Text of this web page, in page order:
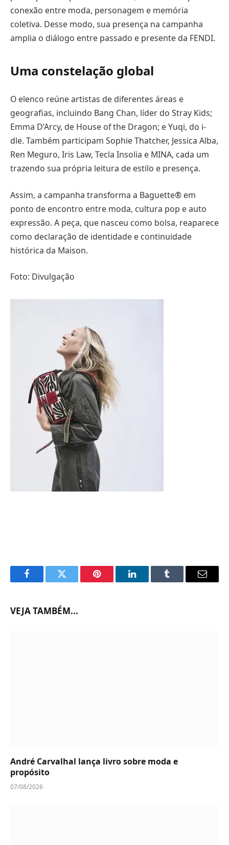
conexão entre moda, personagem e memória
coletiva. Desse modo, sua presença na campanha
amplia o diálogo entre passado e presente da FENDI.
Uma constelação global
O elenco reúne artistas de diferentes áreas e
geografias, incluindo Bang Chan, líder do Stray Kids;
Emma D’Arcy, de House of the Dragon; e Yuqi, do i-
dle. Também participam Sophie Thatcher, Jessica Alba,
Ren Meguro, Iris Law, Tecla Insolia e MINA, cada um
trazendo sua própria leitura de estilo e presença.
Assim, a campanha transforma a Baguette® em
ponto de encontro entre moda, cultura pop e auto
expressão. A peça, que nasceu como bolsa, reaparece
como declaração de identidade e continuidade
histórica da Maison.
Foto: Divulgação
FacebookTwitter Pinterest LinkedInTumblr Email
VEJA TAMBÉM...
André Carvalhal lança livro sobre moda e
propósito
07/08/2026